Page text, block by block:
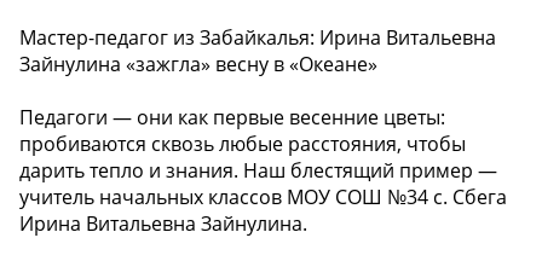
Мастер-педагог из Забайкалья: Ирина Витальевна
Зайнулина «зажгла» весну в «Океане»
Педагоги — они как первые весенние цветы:
пробиваются сквозь любые расстояния, чтобы
дарить тепло и знания. Наш блестящий пример —
учитель начальных классов МОУ СОШ №34 с. Сбега
Ирина Витальевна Зайнулина.